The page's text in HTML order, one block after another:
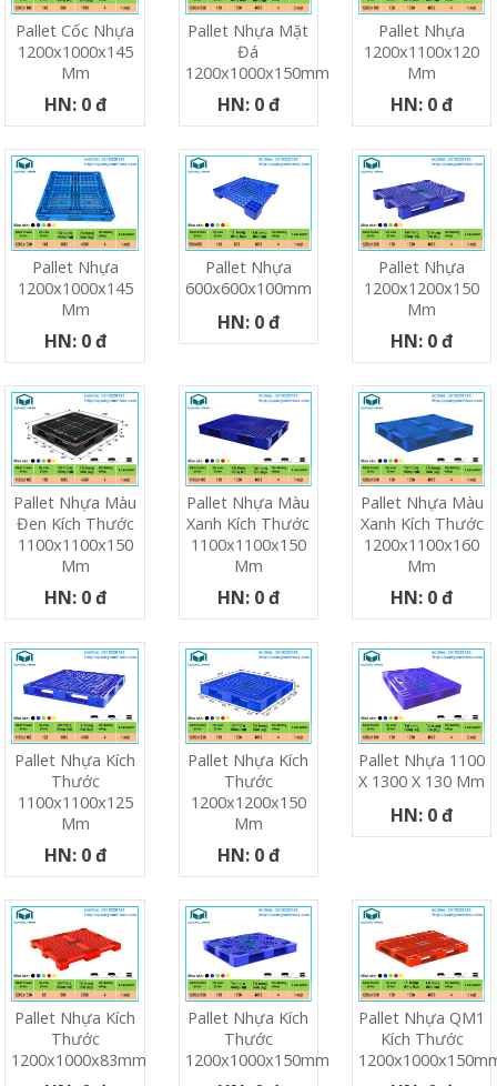
Pallet Cốc Nhựa
1200x1000x145
Mm
HN: 0 đ
Pallet Nhựa Mặt
Đá
1200x1000x150mm
HN: 0 đ
Pallet Nhựa
1200x1100x120
Mm
HN: 0 đ
Pallet Nhựa
1200x1000x145
Mm
HN: 0 đ
Pallet Nhựa
600x600x100mm
HN: 0 đ
Pallet Nhựa
1200x1200x150
Mm
HN: 0 đ
Pallet Nhựa Màu
Đen Kích Thước
1100x1100x150
Mm
HN: 0 đ
Pallet Nhựa Màu
Xanh Kích Thước
1100x1100x150
Mm
HN: 0 đ
Pallet Nhựa Màu
Xanh Kích Thước
1200x1100x160
Mm
HN: 0 đ
Pallet Nhựa Kích
Thước
1100x1100x125
Mm
HN: 0 đ
Pallet Nhựa Kích
Thước
1200x1200x150
Mm
HN: 0 đ
Pallet Nhựa 1100
X 1300 X 130 Mm
HN: 0 đ
Pallet Nhựa Kích
Thước
1200x1000x83mm
Pallet Nhựa Kích
Thước
1200x1000x150mm
Pallet Nhựa QM1
Kích Thước